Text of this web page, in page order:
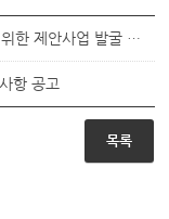
2025년 주민참여예산편성을 위한 제안사업 발굴 및 사업제안서 안내
항 공고
목록